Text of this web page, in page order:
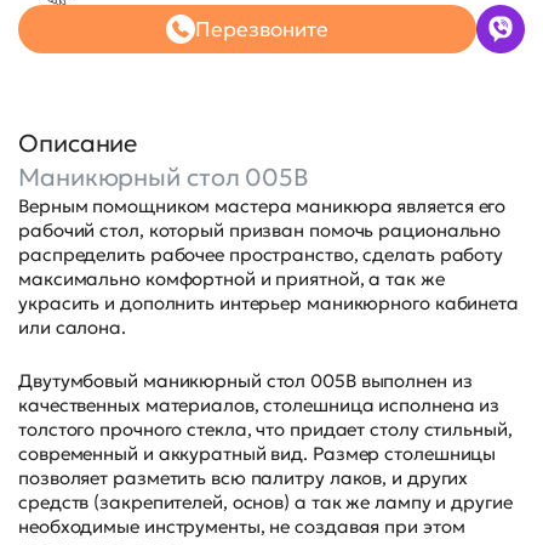
Перезвоните
Описание
Маникюрный стол 005B
Верным помощником мастера маникюра является его
рабочий стол, который призван помочь рационально
распределить рабочее пространство, сделать работу
максимально комфортной и приятной, а так же
украсить и дополнить интерьер маникюрного кабинета
или салона.
Двутумбовый маникюрный стол 005B выполнен из
качественных материалов, столешница исполнена из
толстого прочного стекла, что придает столу стильный,
современный и аккуратный вид. Размер столешницы
позволяет разметить всю палитру лаков, и других
средств (закрепителей, основ) а так же лампу и другие
необходимые инструменты, не создавая при этом